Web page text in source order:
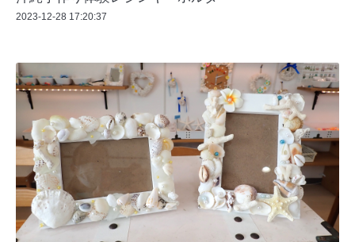
2023-12-28 17:20:37